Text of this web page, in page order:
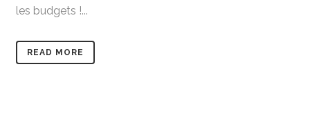
les budgets !...
READ MORE